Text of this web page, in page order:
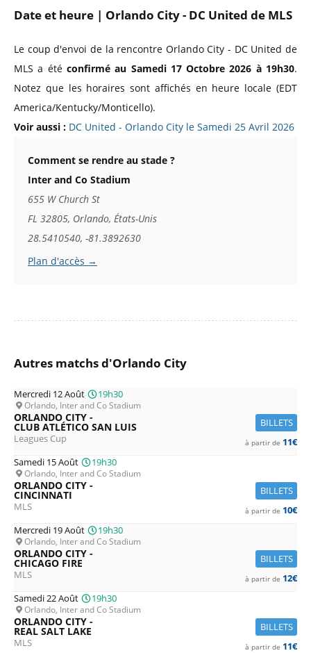
Date et heure | Orlando City - DC United de MLS
Le coup d'envoi de la rencontre Orlando City - DC United de
MLS a été confirmé au Samedi 17 Octobre 2026 à 19h30.
Notez que les horaires sont affichés en heure locale (EDT
America/Kentucky/Monticello).
Voir aussi : DC United - Orlando City le Samedi 25 Avril 2026
Comment se rendre au stade ?
Inter and Co Stadium
655 W Church St
FL 32805, Orlando, États-Unis
28.5410540, -81.3892630
Plan d'accès →
Autres matchs d'Orlando City
Mercredi 12 Août 19h30
Orlando, Inter and Co Stadium
BILLETS
ORLANDO CITY -
CLUB ATLÉTICO SAN LUIS
Leagues Cup à partir de 11€
Samedi 15 Août
19h30
Orlando, Inter and Co Stadium
BILLETS
ORLANDO CITY -
CINCINNATI
MLS à partir de 10€
Mercredi 19 Août
19h30
Orlando, Inter and Co Stadium
BILLETS
ORLANDO CITY -
CHICAGO FIRE
MLS à partir de 12€
Samedi 22 Août
19h30
Orlando, Inter and Co Stadium
BILLETS
ORLANDO CITY -
REAL SALT LAKE
MLS à partir de 11€